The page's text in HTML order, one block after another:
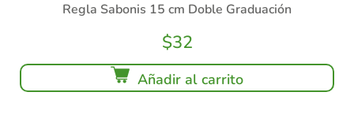
Regla Sabonis 15 cm Doble Graduación
$32
Añadir al carrito